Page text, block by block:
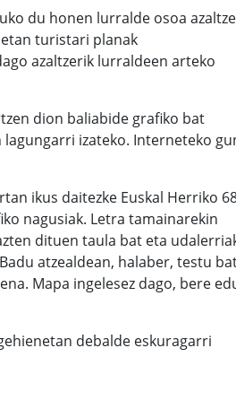
du honen lurralde osoa
turistari planak
azaltzerik lurraldeen arteko
dion baliabide grafiko bat
izateko. Interneteko
ikus daitezke Euskal Herriko
nagusiak. Letra tamainarekin
dituen taula bat eta
atzealdean, halaber, testu
Mapa ingelesez dago, bere
debalde eskuragarri